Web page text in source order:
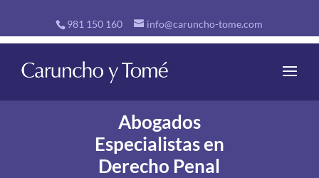
981 150 160 info@caruncho-tome.com
Derecho Penal
Abogados
Especialistas en
Derecho Penal